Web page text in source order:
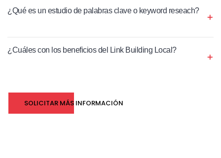
¿Qué es un estudio de palabras clave o keyword reseach?
¿Cuáles con los beneficios del Link Building Local?
SOLICITAR MÁS INFORMACIÓN